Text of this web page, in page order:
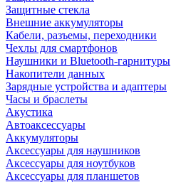
Защитные стекла
Внешние аккумуляторы
Кабели, разъемы, переходники
Чехлы для смартфонов
Наушники и Bluetooth-гарнитуры
Накопители данных
Зарядные устройства и адаптеры
Часы и браслеты
Акустика
Автоаксессуары
Аккумуляторы
Аксессуары для наушников
Аксессуары для ноутбуков
Аксессуары для планшетов